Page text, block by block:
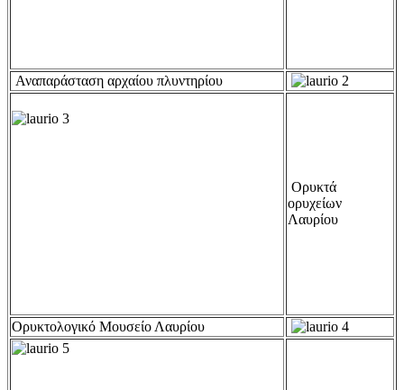
Αναπαράσταση αρχαίου πλυντηρίου
Ορυκτά
ορυχείων
Λαυρίου
Ορυκτολογικό Μουσείο Λαυρίου